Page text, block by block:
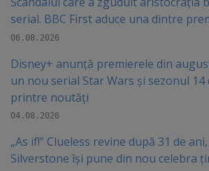
serial. BBC First aduce una dintre
06.08.2026
Disney+ anunță premierele din
un nou serial Star Wars și sezonul 14
printre noutăți
04.08.2026
„As if!” Clueless revine după 31 de
Silverstone își pune din nou celebra